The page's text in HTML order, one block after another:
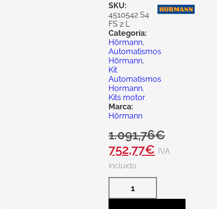
SKU:
4510542 S4
FS 2 L
Categoría:
Hörmann,
Automatismos
Hörmann,
Kit
Automatismos
Hormann,
Kits motor
Marca:
Hörmann
1.091,76€
752,77€ IVA
incluido